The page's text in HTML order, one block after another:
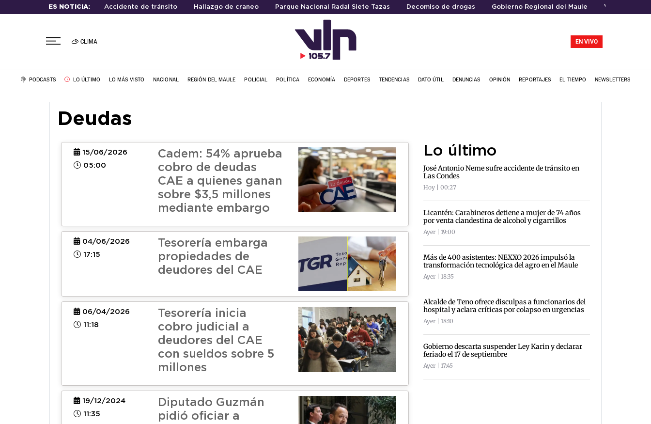
ES NOTICIA: Accidente de tránsito Hallazgo de craneo Parque Nacional Radal Siete Tazas Decomiso de drogas Gobierno Regional del Maule Viajes al
CLIMA EN VIVO
PODCASTS LO ÚLTIMO LO MÁS VISTO NACIONAL REGIÓN DEL MAULE POLICIAL POLÍTICA ECONOMÍA DEPORTES TENDENCIAS DATO ÚTIL DENUNCIAS OPINIÓN REPORTAJES EL TIEMPO NEWSLETTERS
Deudas
15/06/2026
05:00
Cadem: 54% aprueba
cobro de deudas
CAE a quienes ganan
sobre $3,5 millones
mediante embargo
04/06/2026
17:15
Tesorería embarga
propiedades de
deudores del CAE
06/04/2026
11:18
Tesorería inicia
cobro judicial a
deudores del CAE
con sueldos sobre 5
millones
19/12/2024
11:35
Diputado Guzmán
pidió oficiar a
Lo último
José Antonio Neme sufre accidente de tránsito en
Las Condes
Hoy | 00:27
Licantén: Carabineros detiene a mujer de 74 años
por venta clandestina de alcohol y cigarrillos
Ayer | 19:00
Más de 400 asistentes: NEXXO 2026 impulsó la
transformación tecnológica del agro en el Maule
Ayer | 18:35
Alcalde de Teno ofrece disculpas a funcionarios del
hospital y aclara críticas por colapso en urgencias
Ayer | 18:10
Gobierno descarta suspender Ley Karin y declarar
feriado el 17 de septiembre
Ayer | 17:45